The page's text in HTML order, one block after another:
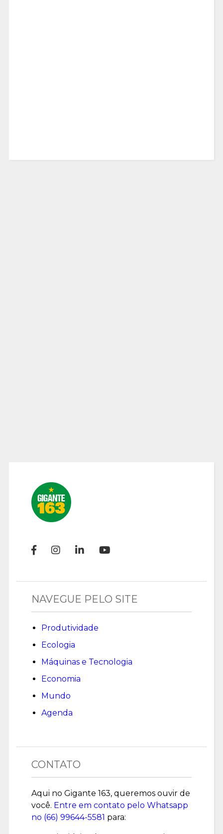
NAVEGUE PELO SITE
Produtividade
Ecologia
Máquinas e Tecnologia
Economia
Mundo
Agenda
CONTATO
Aqui no Gigante 163, queremos ouvir de
você. Entre em contato pelo Whatsapp
no (66) 99644-5581 para: